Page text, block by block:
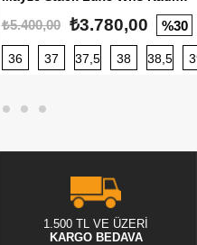
40 40,5 41 42 42,5
₺5.400,00 ₺3.780,00 %30
36 37 37,5 38 38,5
1.500 TL VE ÜZERİ
KARGO BEDAVA